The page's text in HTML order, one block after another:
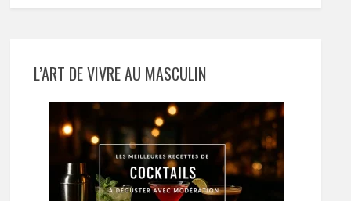
L’ART DE VIVRE AU MASCULIN